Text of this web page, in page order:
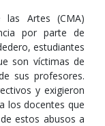
las Artes (CMA)
por parte de
estudiantes
son víctimas de
sus profesores.
y exigieron
los docentes que
estos abusos a